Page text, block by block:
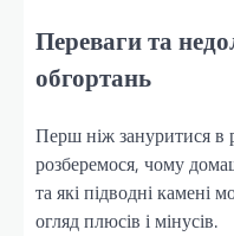
Переваги та
обгортань
Перш ніж зануритися в
розберемося, чому
та які підводні камені
огляд плюсів і мінусів.